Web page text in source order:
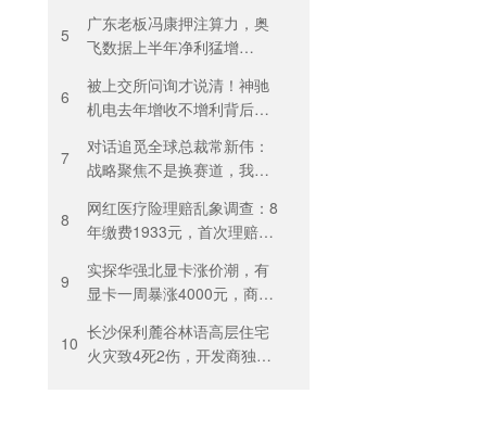
5
广东老板冯康押注算力，奥
飞数据上半年净利猛增
元
6
被上交所问询才说清！神驰
机电去年增收不增利背后：
减
7
对话追觅全球总裁常新伟：
战略聚焦不是换赛道，我们
8
网红医疗险理赔乱象调查：8
年缴费1933元，首次理赔被
出”困住投保人
9
实探华强北显卡涨价潮，有
显卡一周暴涨4000元，商
10
长沙保利麓谷林语高层住宅
火灾致4死2伤，开发商独家